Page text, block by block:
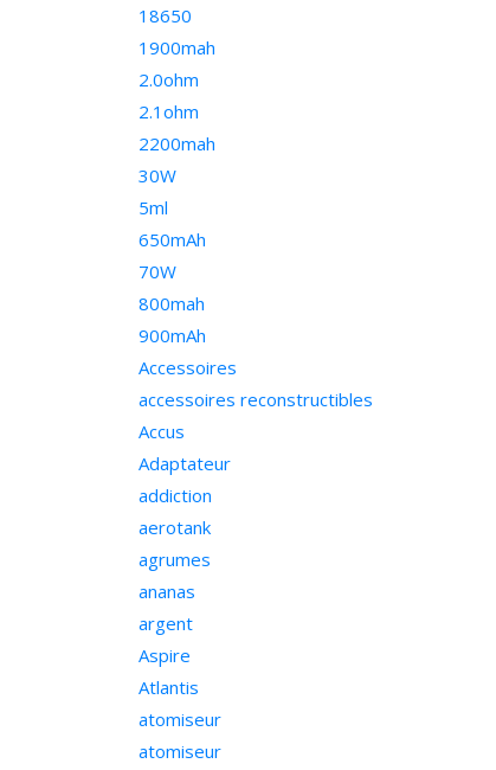
18650
1900mah
2.0ohm
2.1ohm
2200mah
30W
5ml
650mAh
70W
800mah
900mAh
Accessoires
accessoires reconstructibles
Accus
Adaptateur
addiction
aerotank
agrumes
ananas
argent
Aspire
Atlantis
atomiseur
atomiseur